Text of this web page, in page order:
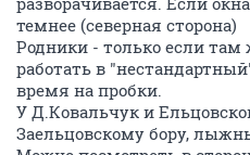
темнее (северная сторона)
Родники - только если там
работать в
время на пробки.
У Д.Ковальчук и
Заельцовскому бору,